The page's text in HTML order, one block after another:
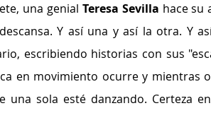
una genial Teresa Sevilla hace su
Y así una y así la otra. Y
escribiendo historias con sus
en movimiento ocurre y mientras
una sola esté danzando. Certeza